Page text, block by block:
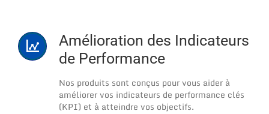
Amélioration des Indicateurs
de Performance
Nos produits sont conçus pour vous aider à
améliorer vos indicateurs de performance clés
(KPI) et à atteindre vos objectifs.